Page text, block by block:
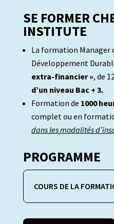
SE FORMER
INSTITUTE
La formation Manager
Développement
extra-financier », de
d’un niveau Bac + 3.
Formation de 1000
complet ou en
dans les modalités
PROGRAMME
COURS DE LA